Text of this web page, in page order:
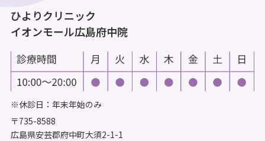
ひよりクリニック
イオンモール広島府中院
※休診日：年末年始のみ
〒735-8588
広島県安芸郡府中町大須2-1-1